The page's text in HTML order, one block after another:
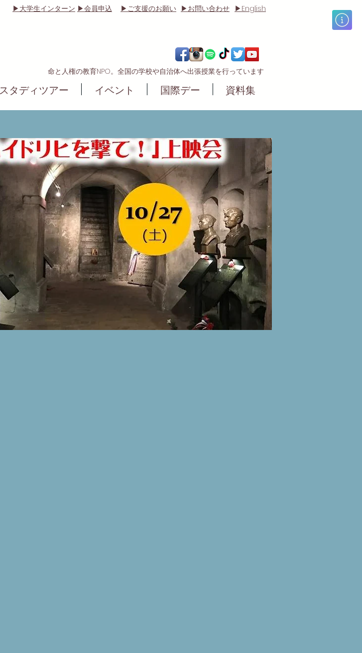
▶大学生インターン ▶会員申込 ▶ご支援のお願い ▶ English
▶お問い合わせ
命と人権の教育NPO。全国の学校や自治体へ出張授業を行っています
スタディツアー イベント 国際デー 資料集